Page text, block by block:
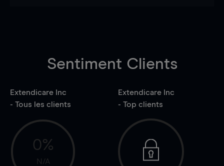
Sentiment Clients
Extendicare Inc
- Tous les clients
0%
N/A
Extendicare Inc
- Top clients